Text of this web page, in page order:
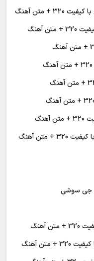
+ متن آهنگ
آهنگ
متن آهنگ
جی سوشی
آهنگ
متن آهنگ